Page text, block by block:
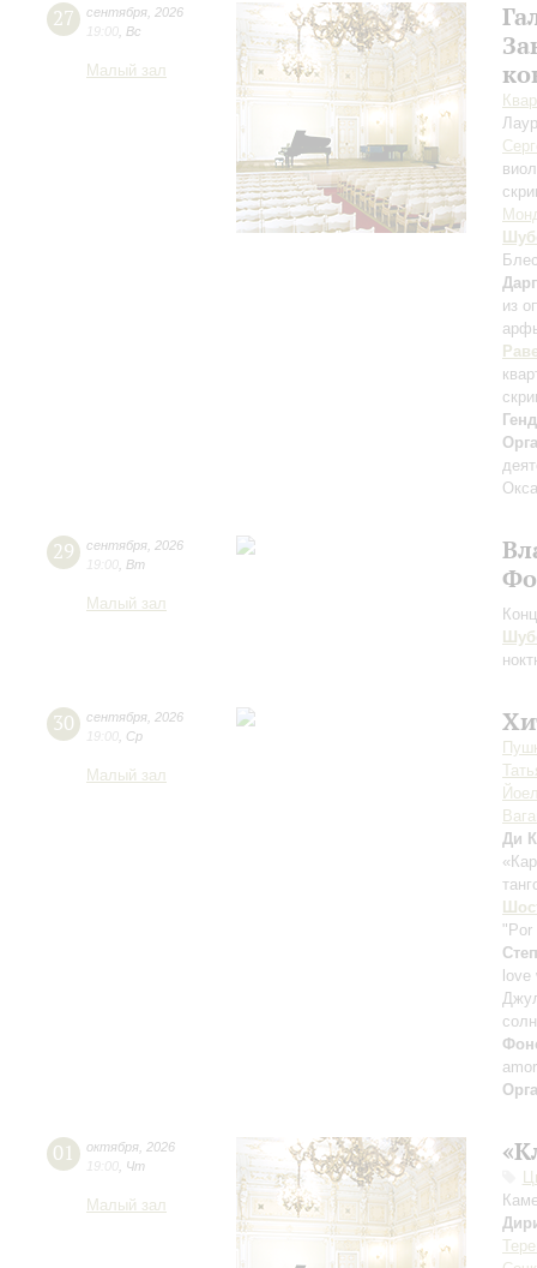
27 сентября 2026
19:00 Вс
Малый зал
из
29 сентября 2026
19:00 Вт
Малый зал
30 сентября 2026
19:00 Ср
Малый зал
Ди
01 октября 2026
19:00 Чт
Малый зал